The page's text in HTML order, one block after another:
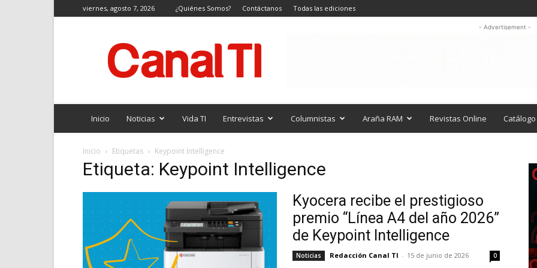
viernes, agosto 7, 2026 ¿Quiénes Somos? Contáctanos Todas las ediciones
TI
- Advertisement -
Inicio Noticias Vida TI Entrevistas Columnistas Araña RAM Revistas Online Catálogo
Inicio Etiquetas Keypoint Intelligence
Etiqueta: Keypoint Intelligence
Kyocera recibe el prestigioso
premio “Línea A4 del año 2026”
de Keypoint Intelligence
Noticias Redacción Canal TI - 15 de junio de 2026 0